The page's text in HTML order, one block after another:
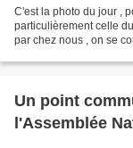
C'est la photo du jour ,
particulièrement celle
par chez nous , on se
Un point
l'Assemblée